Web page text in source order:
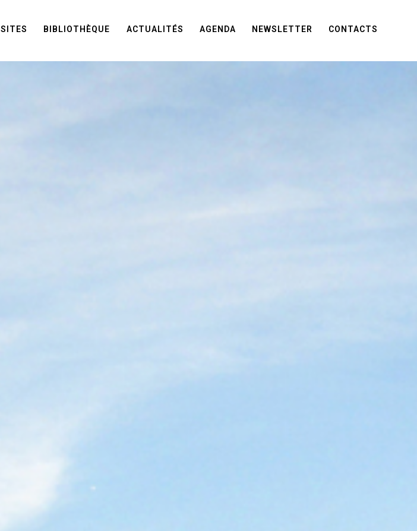
SITES BIBLIOTHÈQUE ACTUALITÉS AGENDA NEWSLETTER CONTACTS